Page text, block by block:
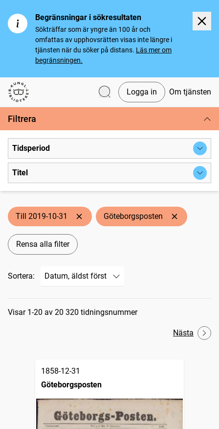
Begränsningar i sökresultaten
Sökträffar som är yngre än 100 år och
omfattas av upphovsrätten visas inte längre i
tjänsten när du söker på distans. Läs mer om
begränsningen.
Svenska tidningar
Logga in Om tjänsten
Filtrera
Tidsperiod
Titel
Till 2019-10-31 Göteborgsposten
Rensa alla filter
Sortera:
Sökresultat
Visar 1-20 av 20 320 tidningsnummer
Nästa
1858-12-31
Göteborgsposten